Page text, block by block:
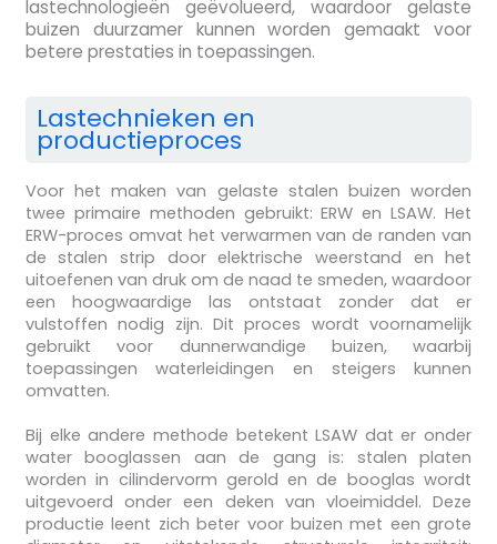
lastechnologieën geëvolueerd, waardoor gelaste
buizen duurzamer kunnen worden gemaakt voor
betere prestaties in toepassingen.
Lastechnieken en
productieproces
Voor het maken van gelaste stalen buizen worden
twee primaire methoden gebruikt: ERW en LSAW. Het
ERW-proces omvat het verwarmen van de randen van
de stalen strip door elektrische weerstand en het
uitoefenen van druk om de naad te smeden, waardoor
een hoogwaardige las ontstaat zonder dat er
vulstoffen nodig zijn. Dit proces wordt voornamelijk
gebruikt voor dunnerwandige buizen, waarbij
toepassingen waterleidingen en steigers kunnen
omvatten.
Bij elke andere methode betekent LSAW dat er onder
water booglassen aan de gang is: stalen platen
worden in cilindervorm gerold en de booglas wordt
uitgevoerd onder een deken van vloeimiddel. Deze
productie leent zich beter voor buizen met een grote